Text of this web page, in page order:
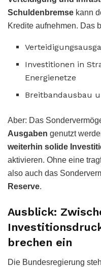
Schuldenbremse kann
Kredite aufnehmen. Das
Investitionen in
Energienetze
Breitbandausbau
Aber: Das
Ausgaben genutzt
weiterhin solide
aktivieren. Ohne eine
also auch das
Reserve.
Ausblick:
brechen ein
Die Bundesregierung